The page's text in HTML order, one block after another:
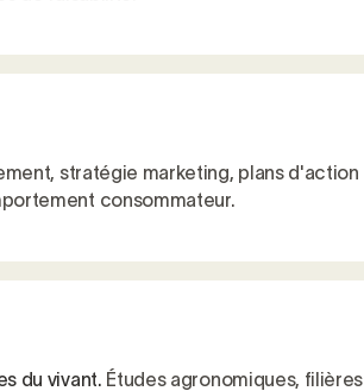
stratégie marketing, plans d'action
consommateur.
du vivant. Études agronomiques, filières